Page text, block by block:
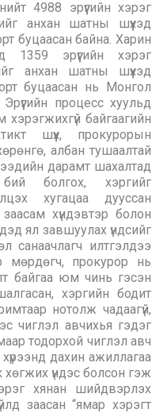
4988 эрүүгийн хэрэг
анхан шатны шүүхэд
буцаасан байна. Харин
эрүүгийн хэрэг
анхан шатны шүүхэд
буцаасан нь Монгол
процесс хуульд
байгаагийн
шүүх, прокурорын
албан тушаалтай
дарамт шахалтад
болгох, хэргийг
хугацаа дууссан
заасам хүндэвтэр болон
ял завшуулах үндсийг
санаачлагч илтгэлдээ
мөрдөгч, прокурор нь
байгаа юм чинь гэсэн
хэргийн бодит
нотолж чадаагүй,
чиглэл авчихья гэдэг
тодорхой чиглэл авч
дахин ажиллагаа
хөгжих үндэс болсон гэж
хянан шийдвэрлэх
заасан “ямар хэрэгт